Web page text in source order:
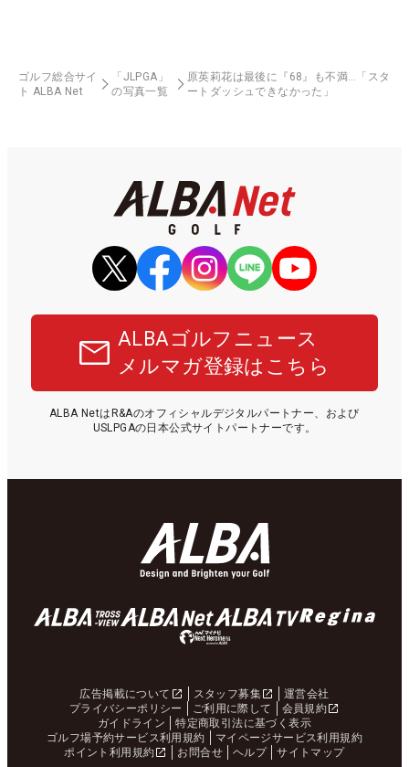
ゴルフ総合サイ
ト ALBA Net
「JLPGA」
の写真一覧
原英莉花は最後に『68』も不満…「スタ
ートダッシュできなかった」
ALBAゴルフニュース
メルマガ登録はこちら
ALBA NetはR&Aのオフィシャルデジタルパートナー、および
USLPGAの日本公式サイトパートナーです。
広告掲載について スタッフ募集
運営会社
プライバシーポリシー
ご利用に際して
会員規約
ガイドライン
特定商取引法に基づく表示
ゴルフ場予約サービス利用規約
マイページサービス利用規約
ポイント利用規約
お問合せ ヘルプ サイトマップ